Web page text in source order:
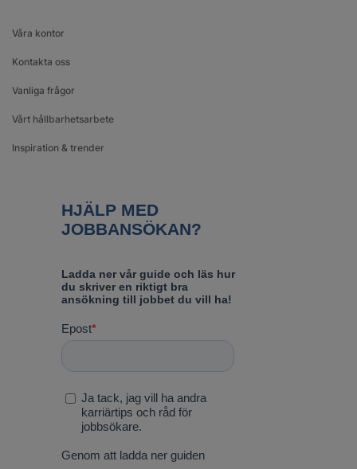
Våra kontor
Kontakta oss
Vanliga frågor
Vårt hållbarhetsarbete
Inspiration & trender